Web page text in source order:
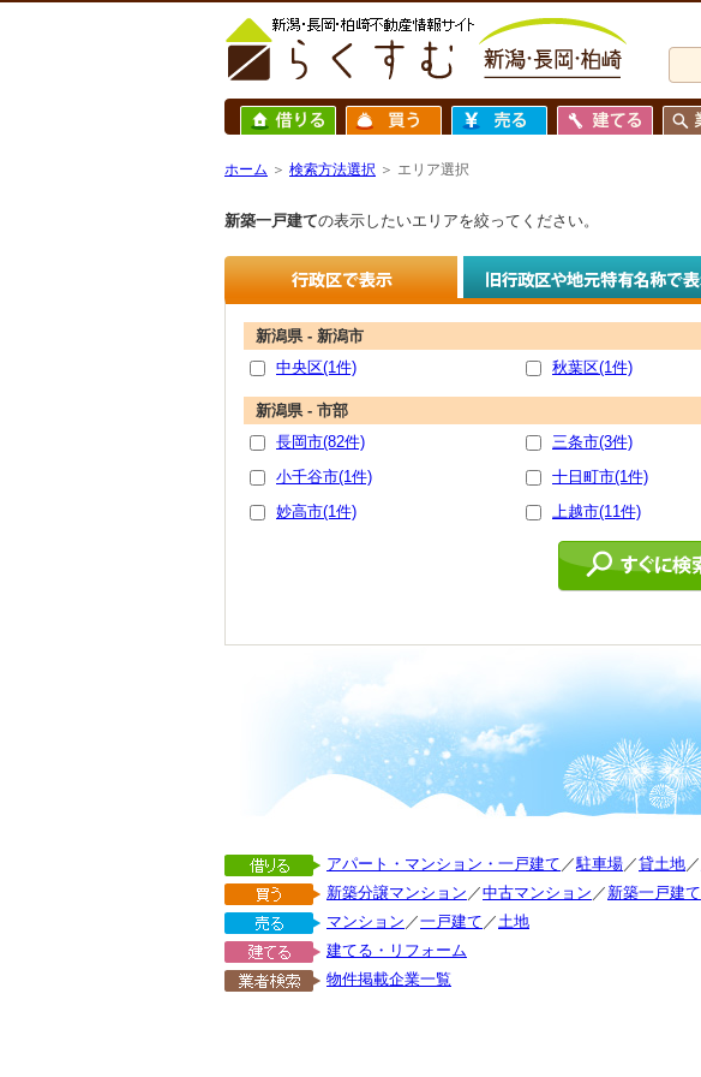
ホーム ＞ 検索方法選択 ＞ エリア選択
新築一戸建ての表示したいエリアを絞ってください。
新潟県 - 新潟市
中央区(1件)
秋葉区(1件)
新潟県 - 市部
長岡市(82件)
三条市(3件)
小千谷市(1件)
十日町市(1件)
妙高市(1件)
上越市(11件)
アパート・マンション・一戸建て ／駐車場／貸土地／
新築分譲マンション ／中古マンション ／ 新築一戸建て
マンション ／一戸建て ／土地
建てる・リフォーム
物件掲載企業一覧